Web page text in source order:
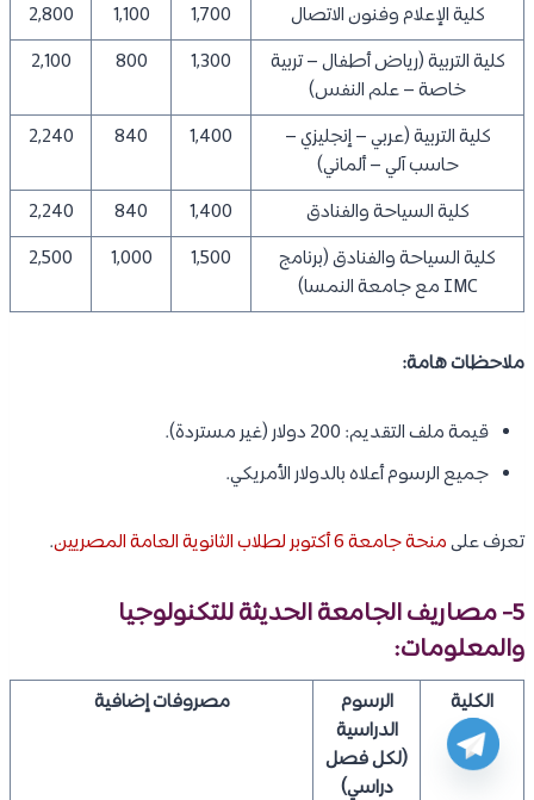
كلية الإعلام وفنون الاتصال 1,700
1,100
2,800
كلية التربية (رياض أطفال – تربية
خاصة – علم النفس)
1,300
800
2,100
كلية التربية (عربي – إنجليزي –
حاسب آلي – ألماني)
1,400
840
2,240
كلية السياحة والفنادق 1,400
840
2,240
كلية السياحة والفنادق (برنامج
IMC مع جامعة النمسا)
1,500
1,000
2,500
ملاحظات هامة:
قيمة ملف التقديم: 200 دولار (غير مستردة).
جميع الرسوم أعلاه بالدولار الأمريكي.
تعرف علىمنحة جامعة 6 أكتوبر لطلاب الثانوية العامة المصريين .
5- مصاريف
الجامعة الحديثة للتكنولوجيا
والمعلومات:
الكلية
الرسوم
الدراسية
(لكل فصل
دراسي)
مصروفات إضافية